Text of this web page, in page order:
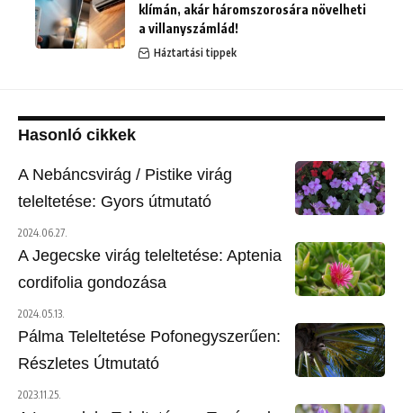
klímán, akár háromszorosára növelheti
a villanyszámlád!
Háztartási tippek
Hasonló cikkek
A Nebáncsvirág / Pistike virág
teleltetése: Gyors útmutató
2024.06.27.
A Jegecske virág teleltetése: Aptenia
cordifolia gondozása
2024.05.13.
Pálma Teleltetése Pofonegyszerűen:
Részletes Útmutató
2023.11.25.